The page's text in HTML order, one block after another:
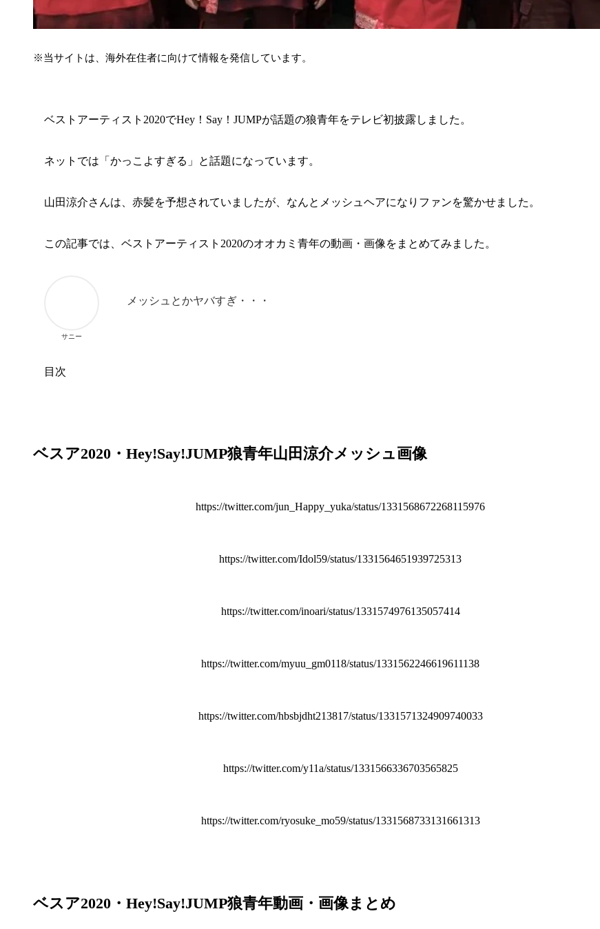
※当サイトは、海外在住者に向けて情報を発信しています。
ベストアーティスト2020でHey！Say！JUMPが話題の狼青年をテレビ初披露しました。
ネットでは「かっこよすぎる」と話題になっています。
山田涼介さんは、赤髪を予想されていましたが、なんとメッシュヘアになりファンを驚かせました。
この記事では、ベストアーティスト2020のオオカミ青年の動画・画像をまとめてみました。
サニー
メッシュとかヤバすぎ・・・
目次
ベスア2020・Hey!Say!JUMP狼青年山田涼介メッシュ画像
https://twitter.com/jun_Happy_yuka/status/1331568672268115976
https://twitter.com/Idol59/status/1331564651939725313
https://twitter.com/inoari/status/1331574976135057414
https://twitter.com/myuu_gm0118/status/1331562246619611138
https://twitter.com/hbsbjdht213817/status/1331571324909740033
https://twitter.com/y11a/status/1331566336703565825
https://twitter.com/ryosuke_mo59/status/1331568733131661313
ベスア2020・Hey!Say!JUMP狼青年動画・画像まとめ